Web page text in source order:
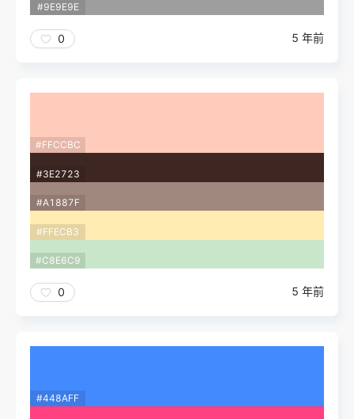
#9E9E9E
0 5 年前
#FFCCBC
#3E2723
#A1887F
#FFECB3
#C8E6C9
0 5 年前
#448AFF